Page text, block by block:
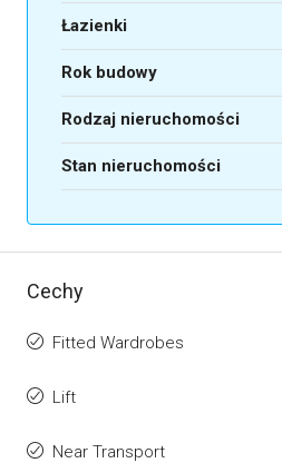
Łazienki
Rok budowy
Rodzaj nieruchomości
Stan nieruchomości
Cechy
Fitted Wardrobes
Lift
Near Transport